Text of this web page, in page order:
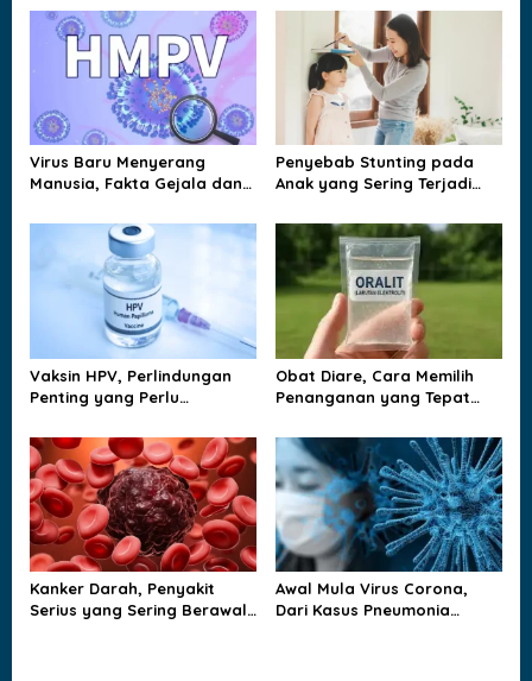
a
g
a
t
i
n
Virus Baru Menyerang
Manusia, Fakta Gejala dan
Penyebab Stunting pada
Anak yang Sering Terjadi
Keluarga
Vaksin HPV, Perlindungan
Penting yang Perlu
Obat Diare, Cara Memilih
Penanganan yang Tepat
Kehilangan Cairan
Kanker Darah, Penyakit
Serius yang Sering Berawal
Awal Mula Virus Corona,
Dari Kasus Pneumonia